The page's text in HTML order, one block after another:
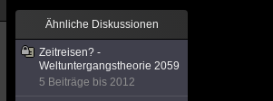
Ähnliche Diskussionen
Zeitreisen? -
Weltuntergangstheorie 2059
5 Beiträge bis 2012